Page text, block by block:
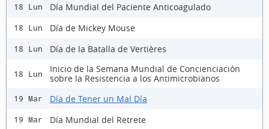
18 Lun Día Mundial del Paciente Anticoagulado
18 Lun Día de Mickey Mouse
18 Lun Día de la Batalla de Vertières
18 Lun
Inicio de la Semana Mundial de Concienciación
sobre la Resistencia a los Antimicrobianos
19 Mar Día de Tener un Mal Día
19 Mar Día Mundial del Retrete